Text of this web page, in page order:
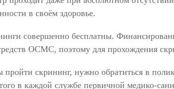
в своём здоровье.
совершенно бесплатны.
ОСМС, поэтому для прохождения
пройти скрининг, нужно обратиться в
в каждой службе первичной медико-